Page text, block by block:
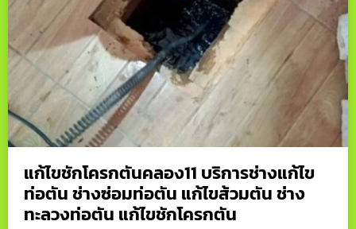
แก้ไขชักโครกตันคลอง11 บริการช่างแก้ไข
ท่อตัน ช่างซ่อมท่อตัน แก้ไขส้วมตัน ช่าง
ทะลวงท่อตัน แก้ไขชักโครกตัน